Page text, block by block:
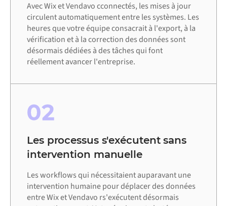
Avec Wix et Vendavo cconnectés, les mises à jour
circulent automatiquement entre les systèmes. Les
heures que votre équipe consacrait à l'export, à la
vérification et à la correction des données sont
désormais dédiées à des tâches qui font
réellement avancer l'entreprise.
02
Les processus s'exécutent sans
intervention manuelle
Les workflows qui nécessitaient auparavant une
intervention humaine pour déplacer des données
entre Wix et Vendavo rs'exécutent désormais